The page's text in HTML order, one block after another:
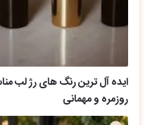
روزمره و مهمانی